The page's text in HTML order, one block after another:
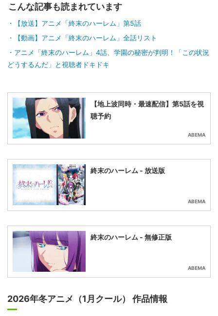
こんな記事も読まれています
【放送】アニメ「終末のハーレム」第5話
【動画】アニメ「終末のハーレム」全話リスト
アニメ「終末のハーレム」4話、学園の秘密が判明！「この状況
どうするんだ」と視聴者ドキドキ
【地上波同時・最速配信】第5話を視
聴予約
ABEMA
終末のハーレム - 放送版
ABEMA
終末のハーレム - 無修正版
ABEMA
2026年冬アニメ（1月クール） 作品情報